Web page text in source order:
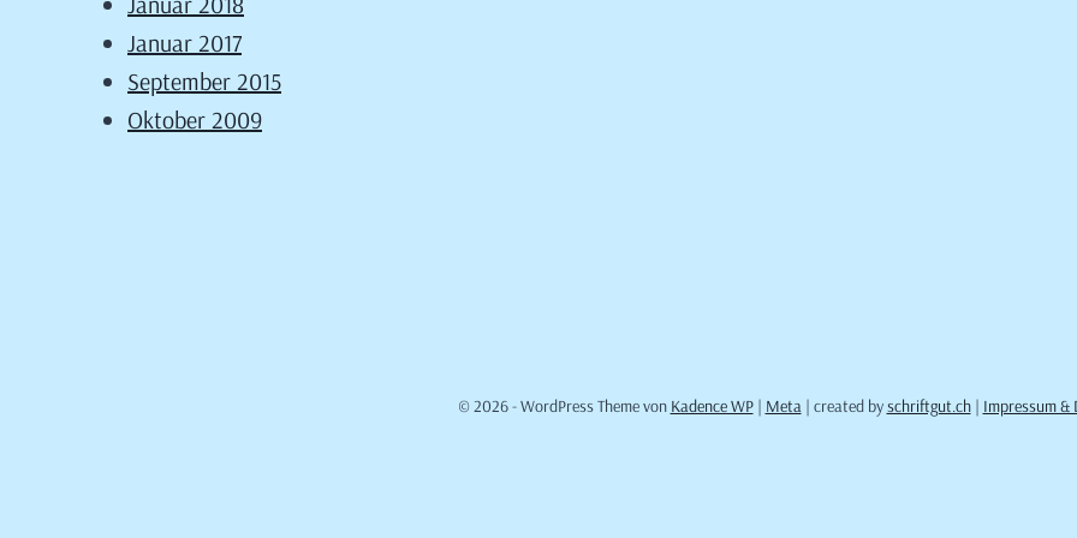
Januar 2017
September 2015
Oktober 2009
© 2026 - WordPress Theme von Kadence WP| Meta| created byschriftgut.ch| Impressum &